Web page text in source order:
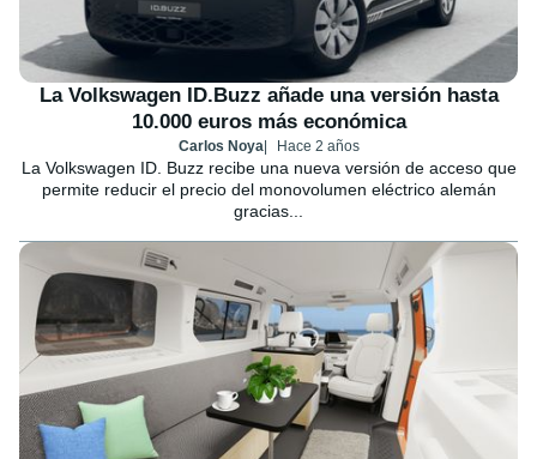
La Volkswagen ID.Buzz añade una versión hasta
10.000 euros más económica
Carlos Noya Hace 2 años
La Volkswagen ID. Buzz recibe una nueva versión de acceso que
permite reducir el precio del monovolumen eléctrico alemán
gracias...